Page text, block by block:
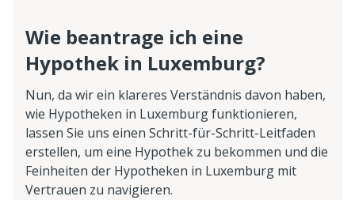
Wie beantrage ich eine
Hypothek in Luxemburg?
Nun, da wir ein klareres Verständnis davon haben,
wie Hypotheken in Luxemburg funktionieren,
lassen Sie uns einen Schritt-für-Schritt-Leitfaden
erstellen, um eine Hypothek zu bekommen und die
Feinheiten der Hypotheken in Luxemburg mit
Vertrauen zu navigieren.